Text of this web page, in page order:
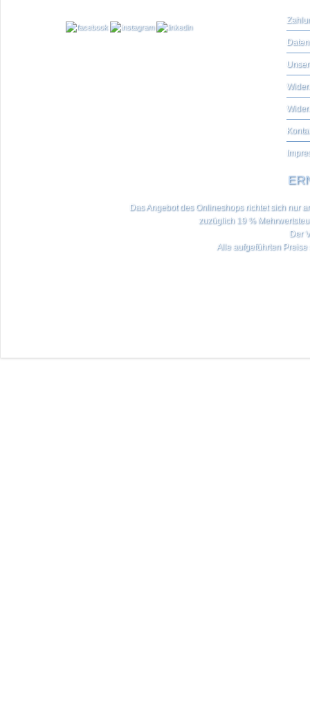
Das Angebot des Onlineshops richtet sich nur
zuzüglich 19 %
Der
Alle aufgeführten